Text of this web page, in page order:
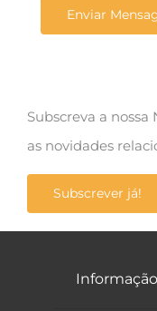
Subscreva a
as novidades
Subscrever já!